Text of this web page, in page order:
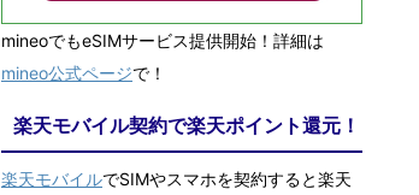
mineoでもeSIMサービス提供開始！詳細は
mineo公式ページで！
楽天モバイル契約で楽天ポイント還元！
楽天モバイルでSIMやスマホを契約すると楽天